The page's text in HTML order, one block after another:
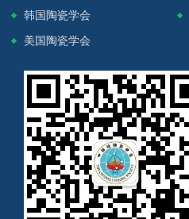
韩国陶瓷学会
美国陶瓷学会